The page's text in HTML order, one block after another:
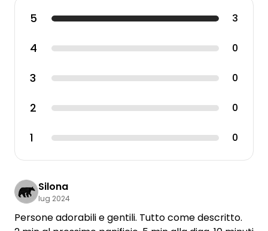
5 3
4 0
3 0
2 0
1 0
Silona
lug 2024
Persone adorabili e gentili. Tutto come descritto.